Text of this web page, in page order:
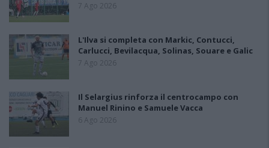
7 Ago 2026
L'Ilva si completa con Markic, Contucci,
Carlucci, Bevilacqua, Solinas, Souare e Galic
7 Ago 2026
Il Selargius rinforza il centrocampo con
Manuel Rinino e Samuele Vacca
6 Ago 2026